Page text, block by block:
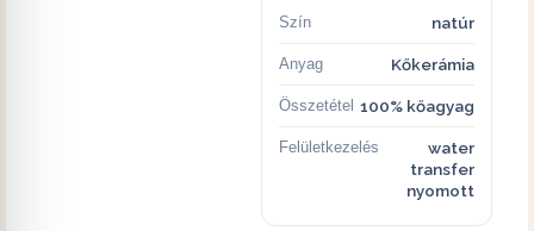
Szín natúr
Anyag Kőkerámia
Összetétel 100% kőagyag
Felületkezelés
water
transfer
nyomott